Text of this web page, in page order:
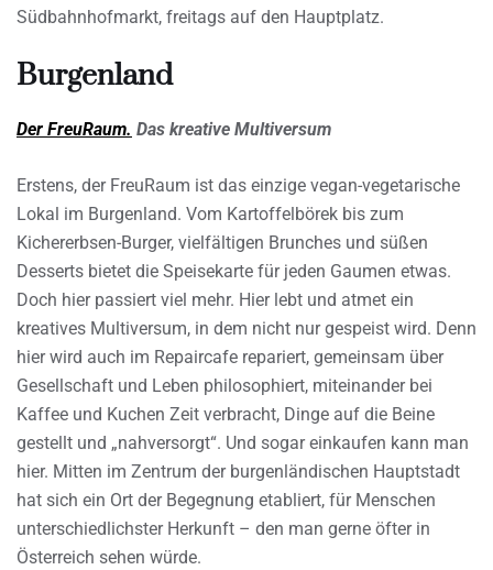
Südbahnhofmarkt, freitags auf den Hauptplatz.
Burgenland
Der FreuRaum. Das kreative Multiversum
Erstens, der FreuRaum ist das einzige vegan-vegetarische
Lokal im Burgenland. Vom Kartoffelbörek bis zum
Kichererbsen-Burger, vielfältigen Brunches und süßen
Desserts bietet die Speisekarte für jeden Gaumen etwas.
Doch hier passiert viel mehr. Hier lebt und atmet ein
kreatives Multiversum, in dem nicht nur gespeist wird. Denn
hier wird auch im Repaircafe repariert, gemeinsam über
Gesellschaft und Leben philosophiert, miteinander bei
Kaffee und Kuchen Zeit verbracht, Dinge auf die Beine
gestellt und „nahversorgt“. Und sogar einkaufen kann man
hier. Mitten im Zentrum der burgenländischen Hauptstadt
hat sich ein Ort der Begegnung etabliert, für Menschen
unterschiedlichster Herkunft – den man gerne öfter in
Österreich sehen würde.